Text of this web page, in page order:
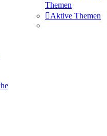
versenken
Themen
Aktive Themen